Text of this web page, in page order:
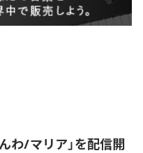
わ/マリア」を配信開